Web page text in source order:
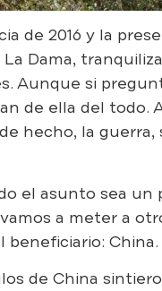
de 2016 y la
Dama,
Aunque si
de ella del todo.
hecho, la guerra,
el asunto sea un
a meter a
beneficiario: China.
de China